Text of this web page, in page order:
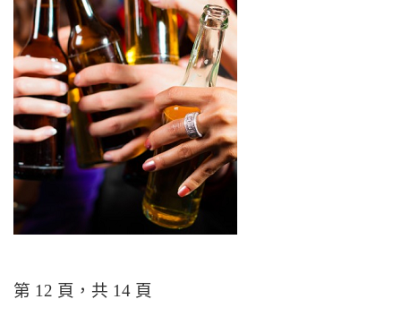
第 12 頁，共 14 頁